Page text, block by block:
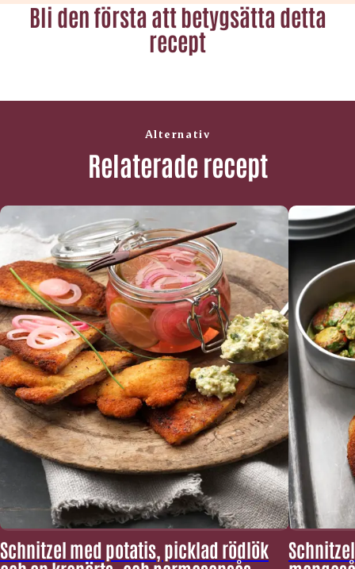
Bli den första att betygsätta detta
recept
Alternativ
Relaterade recept
Schnitzel med potatis, picklad rödlök